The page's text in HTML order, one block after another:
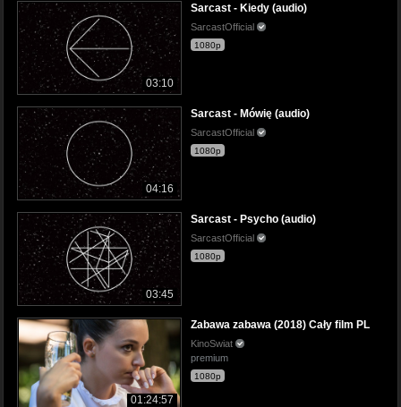
03:10
Sarcast - Kiedy (audio)
SarcastOfficial
1080p
04:16
Sarcast - Mówię (audio)
SarcastOfficial
1080p
03:45
Sarcast - Psycho (audio)
SarcastOfficial
1080p
01:24:57
Zabawa zabawa (2018) Cały film PL
KinoSwiat
premium
1080p